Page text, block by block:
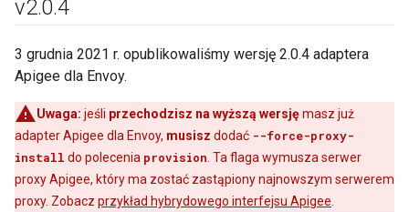
v2.0.4
3 grudnia 2021 r. opublikowaliśmy wersję 2.0.4 adaptera
Apigee dla Envoy.
Uwaga: jeśli przechodzisz na wyższą wersjęmasz już
adapter Apigee dla Envoy, musisz dodać --force-proxy-
install do polecenia provision . Ta flaga wymusza serwer
proxy Apigee, który ma zostać zastąpiony najnowszym serwerem
proxy. Zobacz przykład hybrydowego interfejsu Apigee